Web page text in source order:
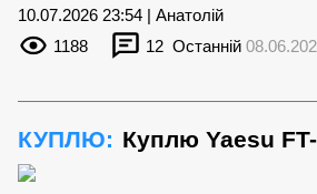
10.07.2026 23:54 | Анатолій
1188
12 Останній
КУПЛЮ: Куплю Yaesu